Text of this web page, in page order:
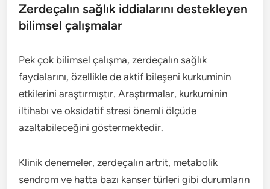
Zerdeçalın sağlık iddialarını destekleyen
bilimsel çalışmalar
Pek çok bilimsel çalışma, zerdeçalın sağlık
faydalarını, özellikle de aktif bileşeni kurkuminin
etkilerini araştırmıştır. Araştırmalar, kurkuminin
iltihabı ve oksidatif stresi önemli ölçüde
azaltabileceğini göstermektedir.
Klinik denemeler, zerdeçalın artrit, metabolik
sendrom ve hatta bazı kanser türleri gibi durumların